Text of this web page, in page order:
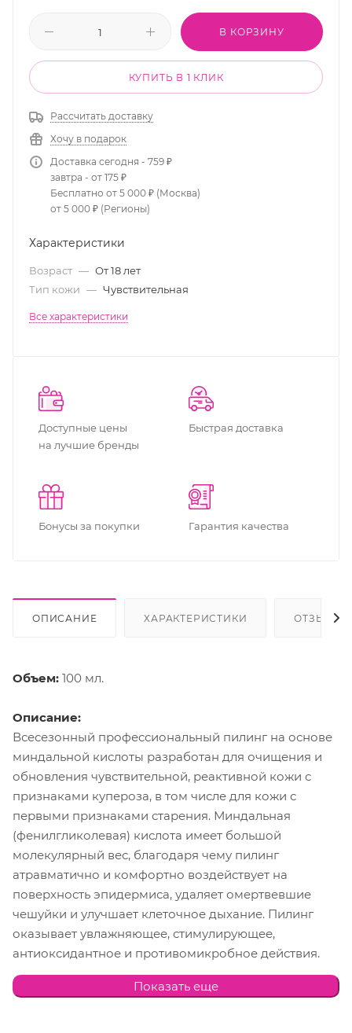
В КОРЗИНУ
КУПИТЬ В 1 КЛИК
Рассчитать доставку
Хочу в подарок
Доставка сегодня - 759 ₽
завтра - от 175 ₽
Бесплатно от 5 000 ₽ (Москва)
от 5 000 ₽ (Регионы)
Характеристики
Возраст — От 18 лет
Тип кожи — Чувствительная
Все характеристики
Доступные цены
на лучшие бренды
Быстрая доставка
Бонусы за покупки Гарантия качества
ОПИСАНИЕ ХАРАКТЕРИСТИКИ ОТЗЫВЫ
Объем: 100 мл.
Описание:
Всесезонный профессиональный пилинг на основе
миндальной кислоты разработан для очищения и
обновления чувствительной, реактивной кожи с
признаками купероза, в том числе для кожи с
первыми признаками старения. Миндальная
(фенилгликолевая) кислота имеет большой
молекулярный вес, благодаря чему пилинг
атравматично и комфортно воздействует на
поверхность эпидермиса, удаляет омертвевшие
чешуйки и улучшает клеточное дыхание. Пилинг
оказывает увлажняющее, стимулирующее,
антиоксидантное и противомикробное действия.
Миндальная кислота в составе средства
стимулирует синтез коллагена, активизирует
Показать еще